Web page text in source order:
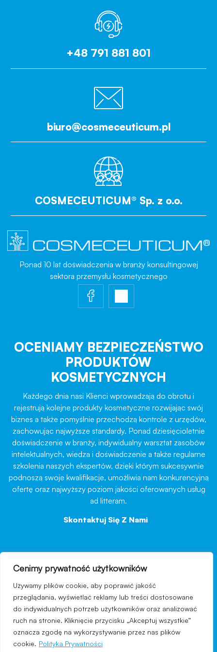
Cenimy prywatność użytkowników
Używamy plików cookie, aby poprawić jakość
przeglądania, wyświetlać reklamy lub treści dostosowane
do indywidualnych potrzeb użytkowników oraz analizować
ruch na stronie. Kliknięcie przycisku „Akceptuj wszystkie”
oznacza zgodę na wykorzystywanie przez nas plików
cookie. Polityka Prywatności
+48 791 881 801
biuro@cosmeceuticum.pl
COSMECEUTICUM® Sp. z o.o.
Ponad 10 lat doświadczenia w branży konsultingowej
sektora przemysłu kosmetycznego
OCENIAMY BEZPIECZEŃSTWO
PRODUKTÓW
KOSMETYCZNYCH
Każdego dnia nasi Klienci wprowadzają do obrotu i
rejestrują kolejne produkty kosmetyczne rozwijając swój
biznes a także pomyślnie przechodzą kontrole z urzędów,
zachowując najwyższe standardy. Ponad dziesięcioletnie
doświadczenie w branży, indywidualny warsztat zasobów
intelektualnych, wiedza i doświadczenie a także regularne
szkolenia naszych ekspertów, dzięki którym sukcesywnie
podnoszą swoje kwalifikacje, umożliwia nam konkurencyjną
ofertę oraz najwyższy poziom jakości oferowanych usług
ad litteram.
Skontaktuj Się Z Nami
nawigacja
Regulamin strony
Polityka prywatności
Kontakt